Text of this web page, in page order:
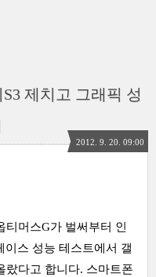
제치고 그래픽 성
2012. 9. 20. 09:00
머스G가 벌써부터 인
이스 성능 테스트에서 갤
랐다고 합니다. 스마트폰